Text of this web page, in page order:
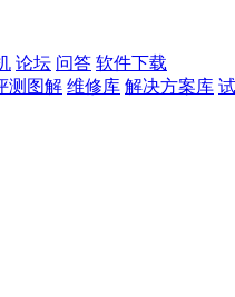
论坛 问答 软件下载
测图解 维修库 解决方案库